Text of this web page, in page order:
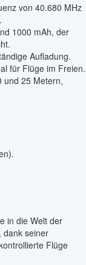
von 40.680 MHz
1000 mAh, der
Aufladung.
für Flüge im Freien.
und 25 Metern,
in die Welt der
dank seiner
Flüge